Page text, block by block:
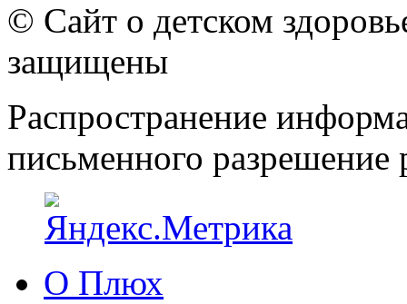
© Сайт о детском
защищены
Распространение
письменного разрешение
О Плюх